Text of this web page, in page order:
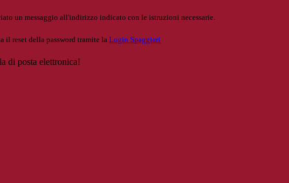
un messaggio all'indirizzo indicato con le istruzioni necessarie.
il reset della password tramite la Login Spaggiari
di posta elettronica!